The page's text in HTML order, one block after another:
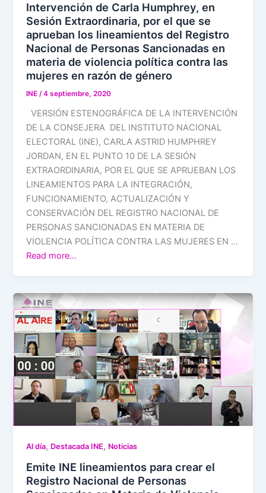
Intervención de Carla Humphrey, en
Sesión Extraordinaria, por el que se
aprueban los lineamientos del Registro
Nacional de Personas Sancionadas en
materia de violencia política contra las
mujeres en razón de género
INE/4 septiembre, 2020
VERSIÓN ESTENOGRÁFICA DE LA INTERVENCIÓN
DE LA CONSEJERA DEL INSTITUTO NACIONAL
ELECTORAL (INE), CARLA ASTRID HUMPHREY
JORDAN, EN EL PUNTO 10 DE LA SESIÓN
EXTRAORDINARIA, POR EL QUE SE APRUEBAN LOS
LINEAMIENTOS PARA LA INTEGRACIÓN,
FUNCIONAMIENTO, ACTUALIZACIÓN Y
CONSERVACIÓN DEL REGISTRO NACIONAL DE
PERSONAS SANCIONADAS EN MATERIA DE
VIOLENCIA POLÍTICA CONTRA LAS MUJERES EN …
Read more…
Al día, Destacada INE, Noticias
Emite INE lineamientos para crear el
Registro Nacional de Personas